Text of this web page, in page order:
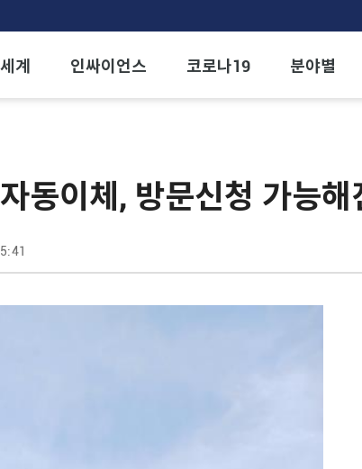
세계 인싸이언스 코로나19 분야별
동이체, 방문신청 가능해